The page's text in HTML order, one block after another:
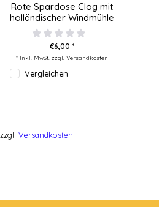
Rote Spardose Clog mit
holländischer Windmühle
€6,00 *
* Inkl. MwSt. zzgl. Versandkosten
Vergleichen
zzgl. Versandkosten